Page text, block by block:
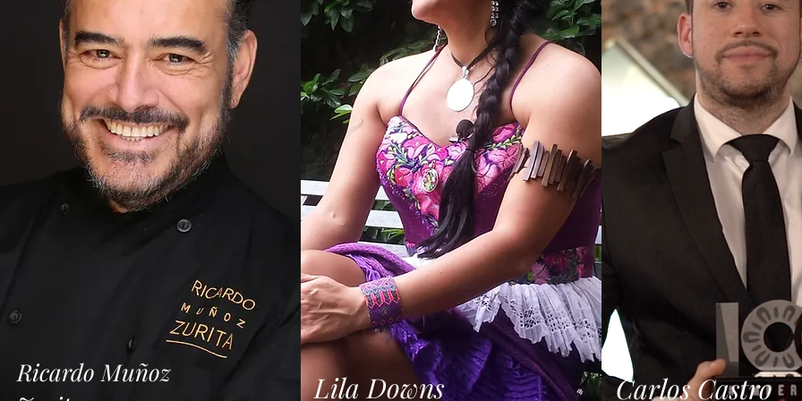
los sabores de México con un enfoque
contemporáneo, utilizando ingredientes
locales y recetas que celebran la riqueza
culinaria de la región. Gracias a su
ubicación privilegiada, Doña Urraca Hotel
Boutique es el punto de partida ideal para
descubrir Querétaro: su centro histórico,
declarado Patrimonio de la Humanidad,
sus templos, plazas, museos y la vibrante
vida cultural que define a esta ciudad.
Reconocido como uno de los 100
Imperdibles de México, Doña Urraca Hotel
Boutique representa la esencia de un
destino que sabe recibir, sorprender y
enamorar. Viva Querétaro desde un lugar
único. Descubra por qué Doña Urraca
Hotel Boutique es una experiencia
y frente a una cascada natural, este hotel
ofrece una experiencia única de descanso,
privacidad y conexión con el entorno. El
Hotel Misión Grand Valle de Bravo
combina comodidad, amplitud y servicio
de primer nivel. Sus instalaciones invitan
a relajarse en medio de la naturaleza,
mientras el sonido del agua y el canto de
las aves acompañan cada momento de la
estancia. Uno de sus mayores tesoros es
su spa, un espacio diseñado para el
bienestar total, donde los tratamientos,
masajes y rituales se disfrutan con vistas
a la cascada, creando una experiencia
profundamente relajante y sensorial. Valle
de Bravo también es reconocido por su
estilo de vida activo y cultural. Caminatas
por el bosque, deportes acuáticos,
parapente, gastronomía local y una
vibrante escena artística hacen de este
destino un lugar completo y lleno de vida.
Nominado como uno de los 100
Imperdibles de México, el Hotel Misión
Grand Valle de Bravo representa la
esencia de un destino que equilibra
naturaleza, confort y hospitalidad.
Descubra por qué Valle de Bravo enamora
a quienes lo visitan y por qué el Hotel
Misión Grand Valle de Bravo es una
Mansión Iturbe es un viaje
hotel diferente. Sus
decoradas con muebles
de arte locales, transportan
huéspedes a otra época.
espacios de áreas comunes
relajación y a la
Restaurante Doña Paca
propuesta gastronómica que
tradición con la innovación,
paladares más exigentes.
auténtica experiencia
Mansión Iturbe, un hotel que
tradiciones y el encanto de
Descubre la magia de
Mansión Iturbe, un hotel
combina historia, arte y
historia y Tradición desde
Hotel Mansión Iturbe en
que siga siendo uno de los
Imperdibles de México! VOTA AQUI :
https://
Ricardo Muñoz
Lila Downs Carlos Castro